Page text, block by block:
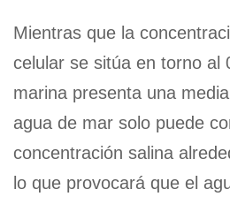
Mientras que la
celular se sitúa en torno al
marina presenta una
agua de mar solo puede
concentración salina
lo que provocará que el